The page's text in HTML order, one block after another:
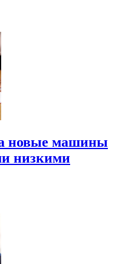
новые машины
низкими